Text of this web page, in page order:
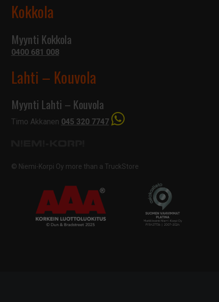
Kokkola
Myynti Kokkola
0400 681 008
Lahti – Kouvola
Myynti Lahti – Kouvola
Timo Akkanen 045 320 7747
© Niemi-Korpi Oy more than a TruckStore